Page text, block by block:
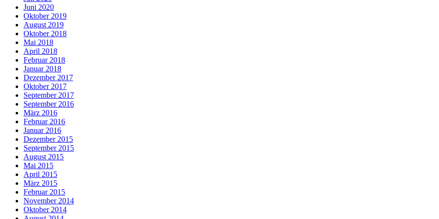
Juni 2020
Oktober 2019
August 2019
Oktober 2018
Mai 2018
April 2018
Februar 2018
Januar 2018
Dezember 2017
Oktober 2017
September 2017
September 2016
März 2016
Februar 2016
Januar 2016
Dezember 2015
September 2015
August 2015
Mai 2015
April 2015
März 2015
Februar 2015
November 2014
Oktober 2014